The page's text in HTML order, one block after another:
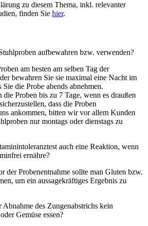
zu diesem Thema, inkl. relevanter
finden Sie hier.
aufbewahren bzw. verwenden?
am besten am selben Tag der
bewahren Sie sie maximal eine Nacht im
die Probe abends abnehmen.
die Proben bis zu 7 Tage, wenn es draußen
dass die Proben
ankommen, bitten wir vor allem Kunden
nur montags oder dienstags zu
auch eine Reaktion, wenn
ernähre?
der Probenentnahme sollte man Gluten bzw.
um ein aussagekräftiges Ergebnis zu
des Zungenabstrichs kein
Gemüse essen?